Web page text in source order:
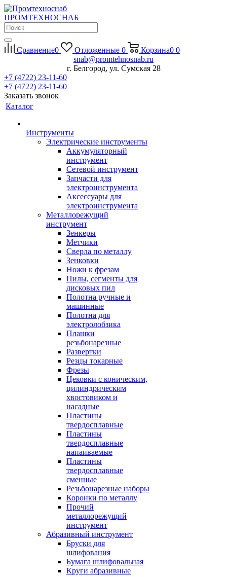
ПРОМТЕХНОСНАБ
Сравнение0 Отложенные 0 Корзина0 0
snab@promtehnosnab.ru
г. Белгород, ул. Сумская 28
+7 (4722) 23-11-60
+7 (4722) 23-11-60
Заказать звонок
Каталог
Инструменты
Электрические инструменты
Аккумуляторный
инструмент
Сетевой инструмент
Запчасти для
электроинструмента
Аксессуары для
электроинструмента
Металлорежущий
инструмент
Зенкеры
Метчики
Сверла по металлу
Зенковки
Ножи к фрезам
Пилы, сегменты для
дисковых пил
Полотна ручные и
машинные
Полотна для
электролобзика
Плашки
резьбонарезные
Развертки
Резцы токарные
Фрезы
Цековки с коническим,
цилиндрическим
хвостовиком и
насадные
Пластины
твердосплавные
Пластины
твердосплавные
напаиваемые
Пластины
твердосплавные
сменные
Резьбонарезные наборы
Коронки по металлу
Прочий
металлорежущий
инструмент
Абразивный инструмент
Бруски для
шлифования
Бумага шлифовальная
Круги абразивные